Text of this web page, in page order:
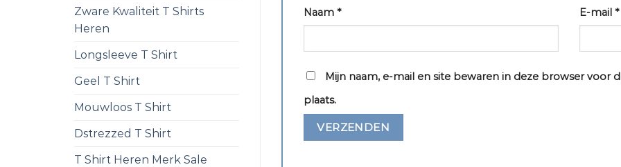
Zware Kwaliteit T Shirts
Heren
Longsleeve T Shirt
Geel T Shirt
Mouwloos T Shirt
Dstrezzed T Shirt
T Shirt Heren Merk Sale
Naam * E-mail*
Mijn naam, e-mail en site bewaren in deze browser voor
plaats.